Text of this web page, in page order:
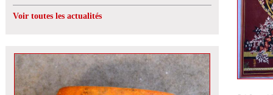
Voir toutes les actualités